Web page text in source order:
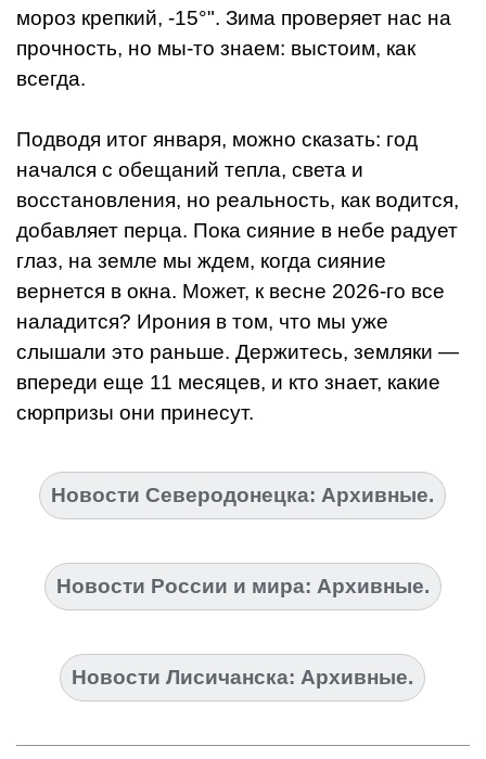
мороз крепкий, -15°". Зима проверяет нас на
прочность, но мы-то знаем: выстоим, как
всегда.
Подводя итог января, можно сказать: год
начался с обещаний тепла, света и
восстановления, но реальность, как водится,
добавляет перца. Пока сияние в небе радует
глаз, на земле мы ждем, когда сияние
вернется в окна. Может, к весне 2026-го все
наладится? Ирония в том, что мы уже
слышали это раньше. Держитесь, земляки —
впереди еще 11 месяцев, и кто знает, какие
сюрпризы они принесут.
Новости Северодонецка: Архивные.
Новости России и мира: Архивные.
Новости Лисичанска: Архивные.